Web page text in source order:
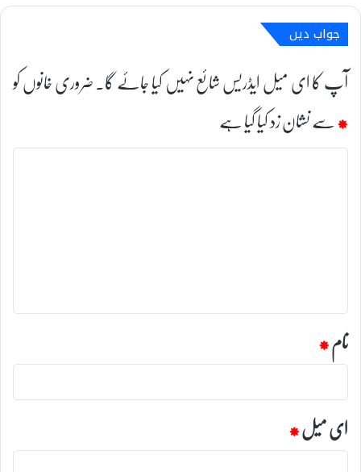
جواب دیں
آپ کا ای میل ایڈریس شائع نہیں کیا جائے گا۔ضروری خانوں کو
*سے نشان زد کیا گیا ہے
ت
نام*
ای میل*